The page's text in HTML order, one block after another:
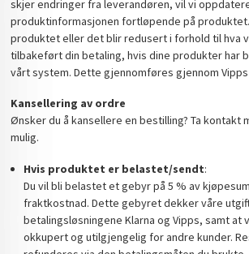
skjer endringer fra leverandøren, vil vi
produktinformasjonen fortløpende på
produktet eller det blir redusert i forhold til hva
tilbakeført din betaling, hvis dine produkter har
vårt system. Dette gjennomføres gjennom Vipps
Kansellering av ordre
Ønsker du å kansellere en bestilling? Ta kontakt
mulig.
Hvis produktet er belastet/sendt:
Du vil bli belastet et gebyr på 5 % av
fraktkostnad. Dette gebyret dekker våre
betalingsløsningene Klarna og Vipps, samt at
okkupert og utilgjengelig for andre kunder.